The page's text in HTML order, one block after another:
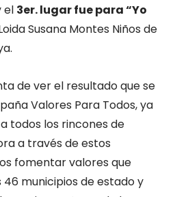
el 3er. lugar fue para “Yo
Susana Montes Niños de
de ver el resultado que se
Valores Para Todos, ya
todos los rincones de
a través de estos
fomentar valores que
46 municipios de estado y